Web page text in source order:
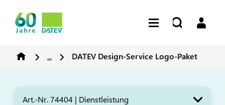
... DATEV Design-Service Logo-Paket
Art.-Nr. 74404 | Dienstleistung